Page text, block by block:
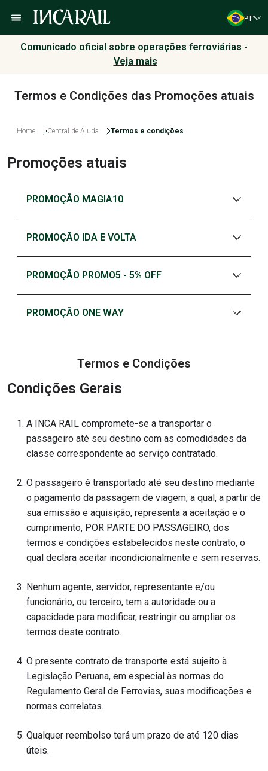
PT
Comunicado oficial sobre operações ferroviárias -
Veja mais
Termos e Condições das Promoções atuais
Home Central de Ajuda Termos e condições
Promoções atuais
PROMOÇÃO MAGIA10
PROMOÇÃO IDA E VOLTA
PROMOÇÃO PROMO5 - 5% OFF
PROMOÇÃO ONE WAY
Termos e Condições
Condições Gerais
A INCA RAIL compromete-se a transportar o
passageiro até seu destino com as comodidades da
classe correspondente ao serviço contratado.
O passageiro é transportado até seu destino mediante
o pagamento da passagem de viagem, a qual, a partir de
sua emissão e aquisição, representa a aceitação e o
cumprimento, POR PARTE DO PASSAGEIRO, dos
termos e condições estabelecidos neste contrato, o
qual declara aceitar incondicionalmente e sem reservas.
Nenhum agente, servidor, representante e/ou
funcionário, ou terceiro, tem a autoridade ou a
capacidade para modificar, restringir ou ampliar os
termos deste contrato.
O presente contrato de transporte está sujeito à
Legislação Peruana, em especial às normas do
Regulamento Geral de Ferrovias, suas modificações e
normas correlatas.
Qualquer reembolso terá um prazo de até 120 dias
úteis.